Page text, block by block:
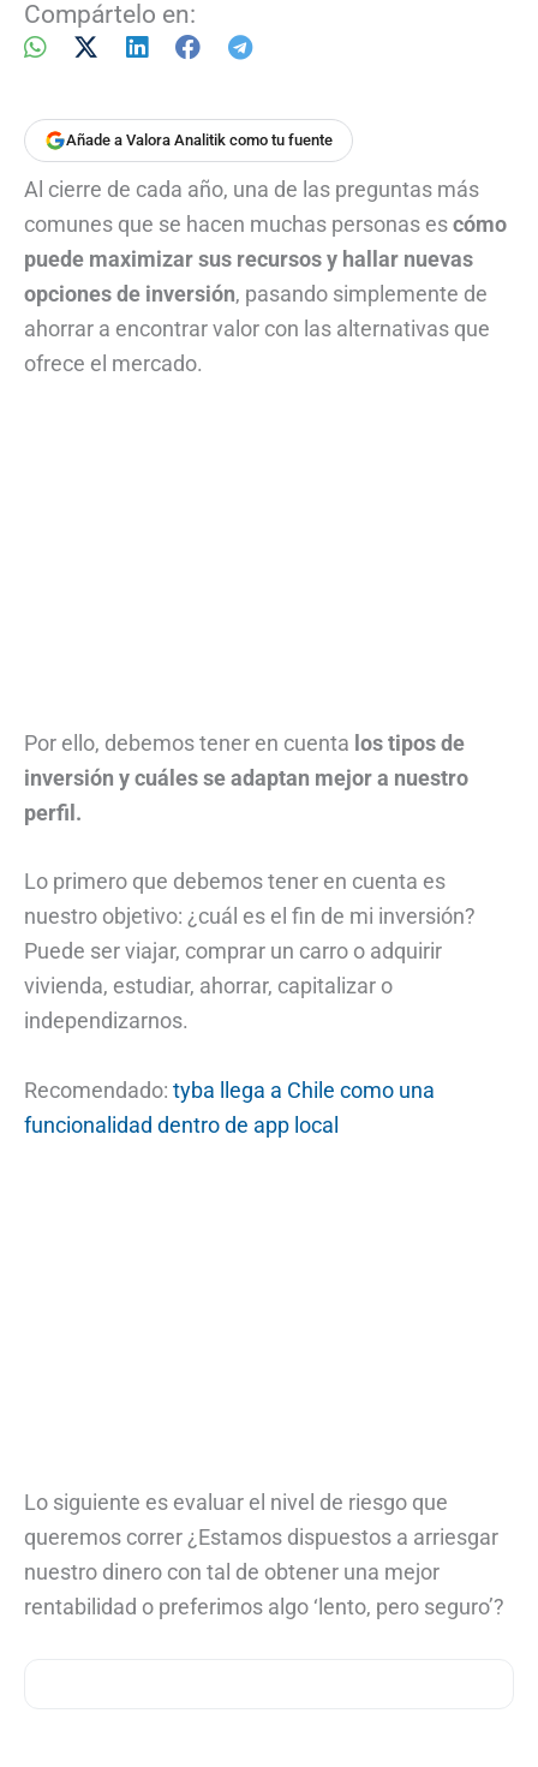
Compártelo en:
Añade a Valora Analitik como tu fuente
Al cierre de cada año, una de las preguntas más
comunes que se hacen muchas personas escómo
puede maximizar sus recursos y hallar nuevas
opciones de inversión, pasando simplemente de
ahorrar a encontrar valor con las alternativas que
ofrece el mercado.
Por ello, debemos tener en cuenta los tipos de
inversión y cuáles se adaptan mejor a nuestro
perfil.
Lo primero que debemos tener en cuenta es
nuestro objetivo: ¿cuál es el fin de mi inversión?
Puede ser viajar, comprar un carro o adquirir
vivienda, estudiar, ahorrar, capitalizar o
independizarnos.
Recomendado: tyba llega a Chile como una
funcionalidad dentro de app local
Lo siguiente es evaluar el nivel de riesgo que
queremos correr ¿Estamos dispuestos a arriesgar
nuestro dinero con tal de obtener una mejor
rentabilidad o preferimos algo ‘lento, pero seguro’?